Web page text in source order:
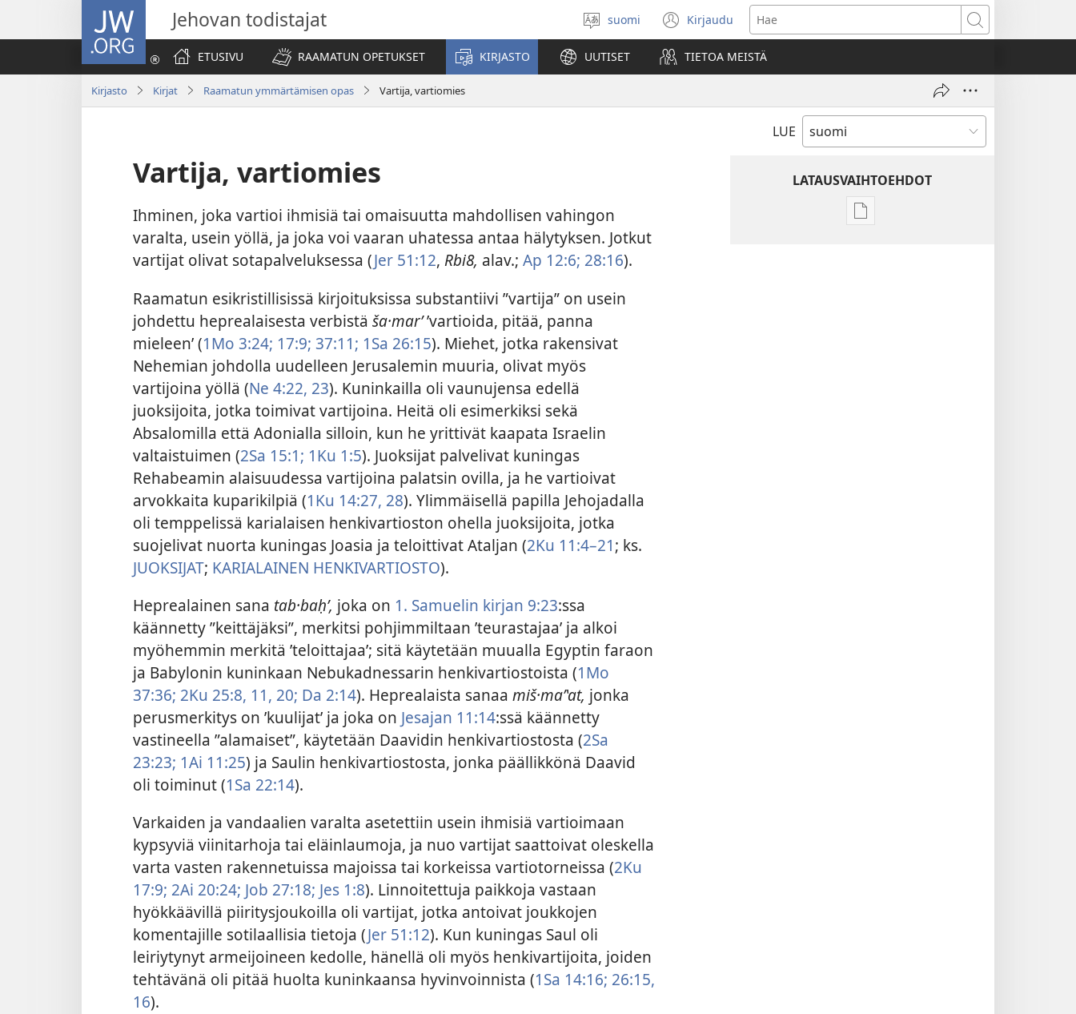
JW.ORG Jehovan todistajat
Valitse
kieli
suomi Kirjaudu
(avaa
uuden
ikkunan)
Hae
ETUSIVU
RAAMATUN OPETUKSET KIRJASTO UUTISET TIETOA MEISTÄ
Kirjasto Kirjat Raamatun ymmärtämisen opas Vartija, vartiomies
LUE
Vartija, vartiomies
Ihminen, joka vartioi ihmisiä tai omaisuutta mahdollisen vahingon
varalta, usein yöllä, ja joka voi vaaran uhatessa antaa hälytyksen. Jotkut
vartijat olivat sotapalveluksessa (Jer 51:12, Rbi8, alav.; Ap 12:6; 28:16).
Raamatun esikristillisissä kirjoituksissa substantiivi ”vartija” on usein
johdettu heprealaisesta verbistä ša·marʹ’vartioida, pitää, panna
mieleen’ (1Mo 3:24; 17:9; 37:11; 1Sa 26:15). Miehet, jotka rakensivat
Nehemian johdolla uudelleen Jerusalemin muuria, olivat myös
vartijoina yöllä (Ne 4:22, 23). Kuninkailla oli vaunujensa edellä
juoksijoita, jotka toimivat vartijoina. Heitä oli esimerkiksi sekä
Absalomilla että Adonialla silloin, kun he yrittivät kaapata Israelin
valtaistuimen (2Sa 15:1; 1Ku 1:5). Juoksijat palvelivat kuningas
Rehabeamin alaisuudessa vartijoina palatsin ovilla, ja he vartioivat
arvokkaita kuparikilpiä (1Ku 14:27, 28). Ylimmäisellä papilla Jehojadalla
oli temppelissä karialaisen henkivartioston ohella juoksijoita, jotka
suojelivat nuorta kuningas Joasia ja teloittivat Ataljan (2Ku 11:4–21; ks.
JUOKSIJAT; KARIALAINEN HENKIVARTIOSTO).
Heprealainen sana tab·baḥʹ, joka on 1. Samuelin kirjan 9:23:ssa
käännetty ”keittäjäksi”, merkitsi pohjimmiltaan ’teurastajaa’ ja alkoi
myöhemmin merkitä ’teloittajaa’; sitä käytetään muualla Egyptin faraon
ja Babylonin kuninkaan Nebukadnessarin henkivartiostoista (1Mo
37:36; 2Ku 25:8, 11, 20; Da 2:14). Heprealaista sanaa miš·maʹʽat, jonka
perusmerkitys on ’kuulijat’ ja joka on Jesajan 11:14:ssä käännetty
vastineella ”alamaiset”, käytetään Daavidin henkivartiostosta (2Sa
23:23; 1Ai 11:25) ja Saulin henkivartiostosta, jonka päällikkönä Daavid
oli toiminut (1Sa 22:14).
Varkaiden ja vandaalien varalta asetettiin usein ihmisiä vartioimaan
kypsyviä viinitarhoja tai eläinlaumoja, ja nuo vartijat saattoivat oleskella
varta vasten rakennetuissa majoissa tai korkeissa vartiotorneissa (2Ku
17:9; 2Ai 20:24; Job 27:18; Jes 1:8). Linnoitettuja paikkoja vastaan
hyökkäävillä piiritysjoukoilla oli vartijat, jotka antoivat joukkojen
komentajille sotilaallisia tietoja (Jer 51:12). Kun kuningas Saul oli
leiriytynyt armeijoineen kedolle, hänellä oli myös henkivartijoita, joiden
tehtävänä oli pitää huolta kuninkaansa hyvinvoinnista (1Sa 14:16; 26:15,
16).
LATAUSVAIHTOEHDOT
Julkaisujen